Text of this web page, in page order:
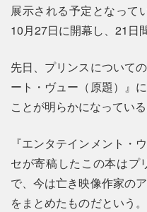
展示される予定となって
10月27日に開幕し、21日
先日、プリンスについて
ート・ヴュー（原題）』
ことが明らかになっている
『エンタテインメント・
セが寄稿したこの本はプ
で、今は亡き映像作家の
をまとめたものだという